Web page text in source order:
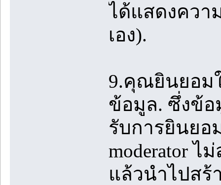
ได้แสดงควา
เอง).
9.คุณยินยอม
ข้อมูล. ซึ่งข้อ
รับการยินยอ
moderator
แล้วนำไปสร้